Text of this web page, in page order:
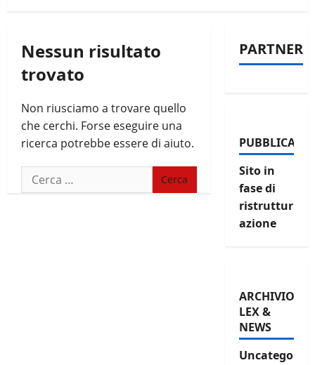
Nessun risultato
trovato
Non riusciamo a trovare quello
che cerchi. Forse eseguire una
ricerca potrebbe essere di aiuto.
Ricerca
per:
PARTNER
Sito in
fase di
ristruttur
azione
ARCHIVIO
LEX &
NEWS